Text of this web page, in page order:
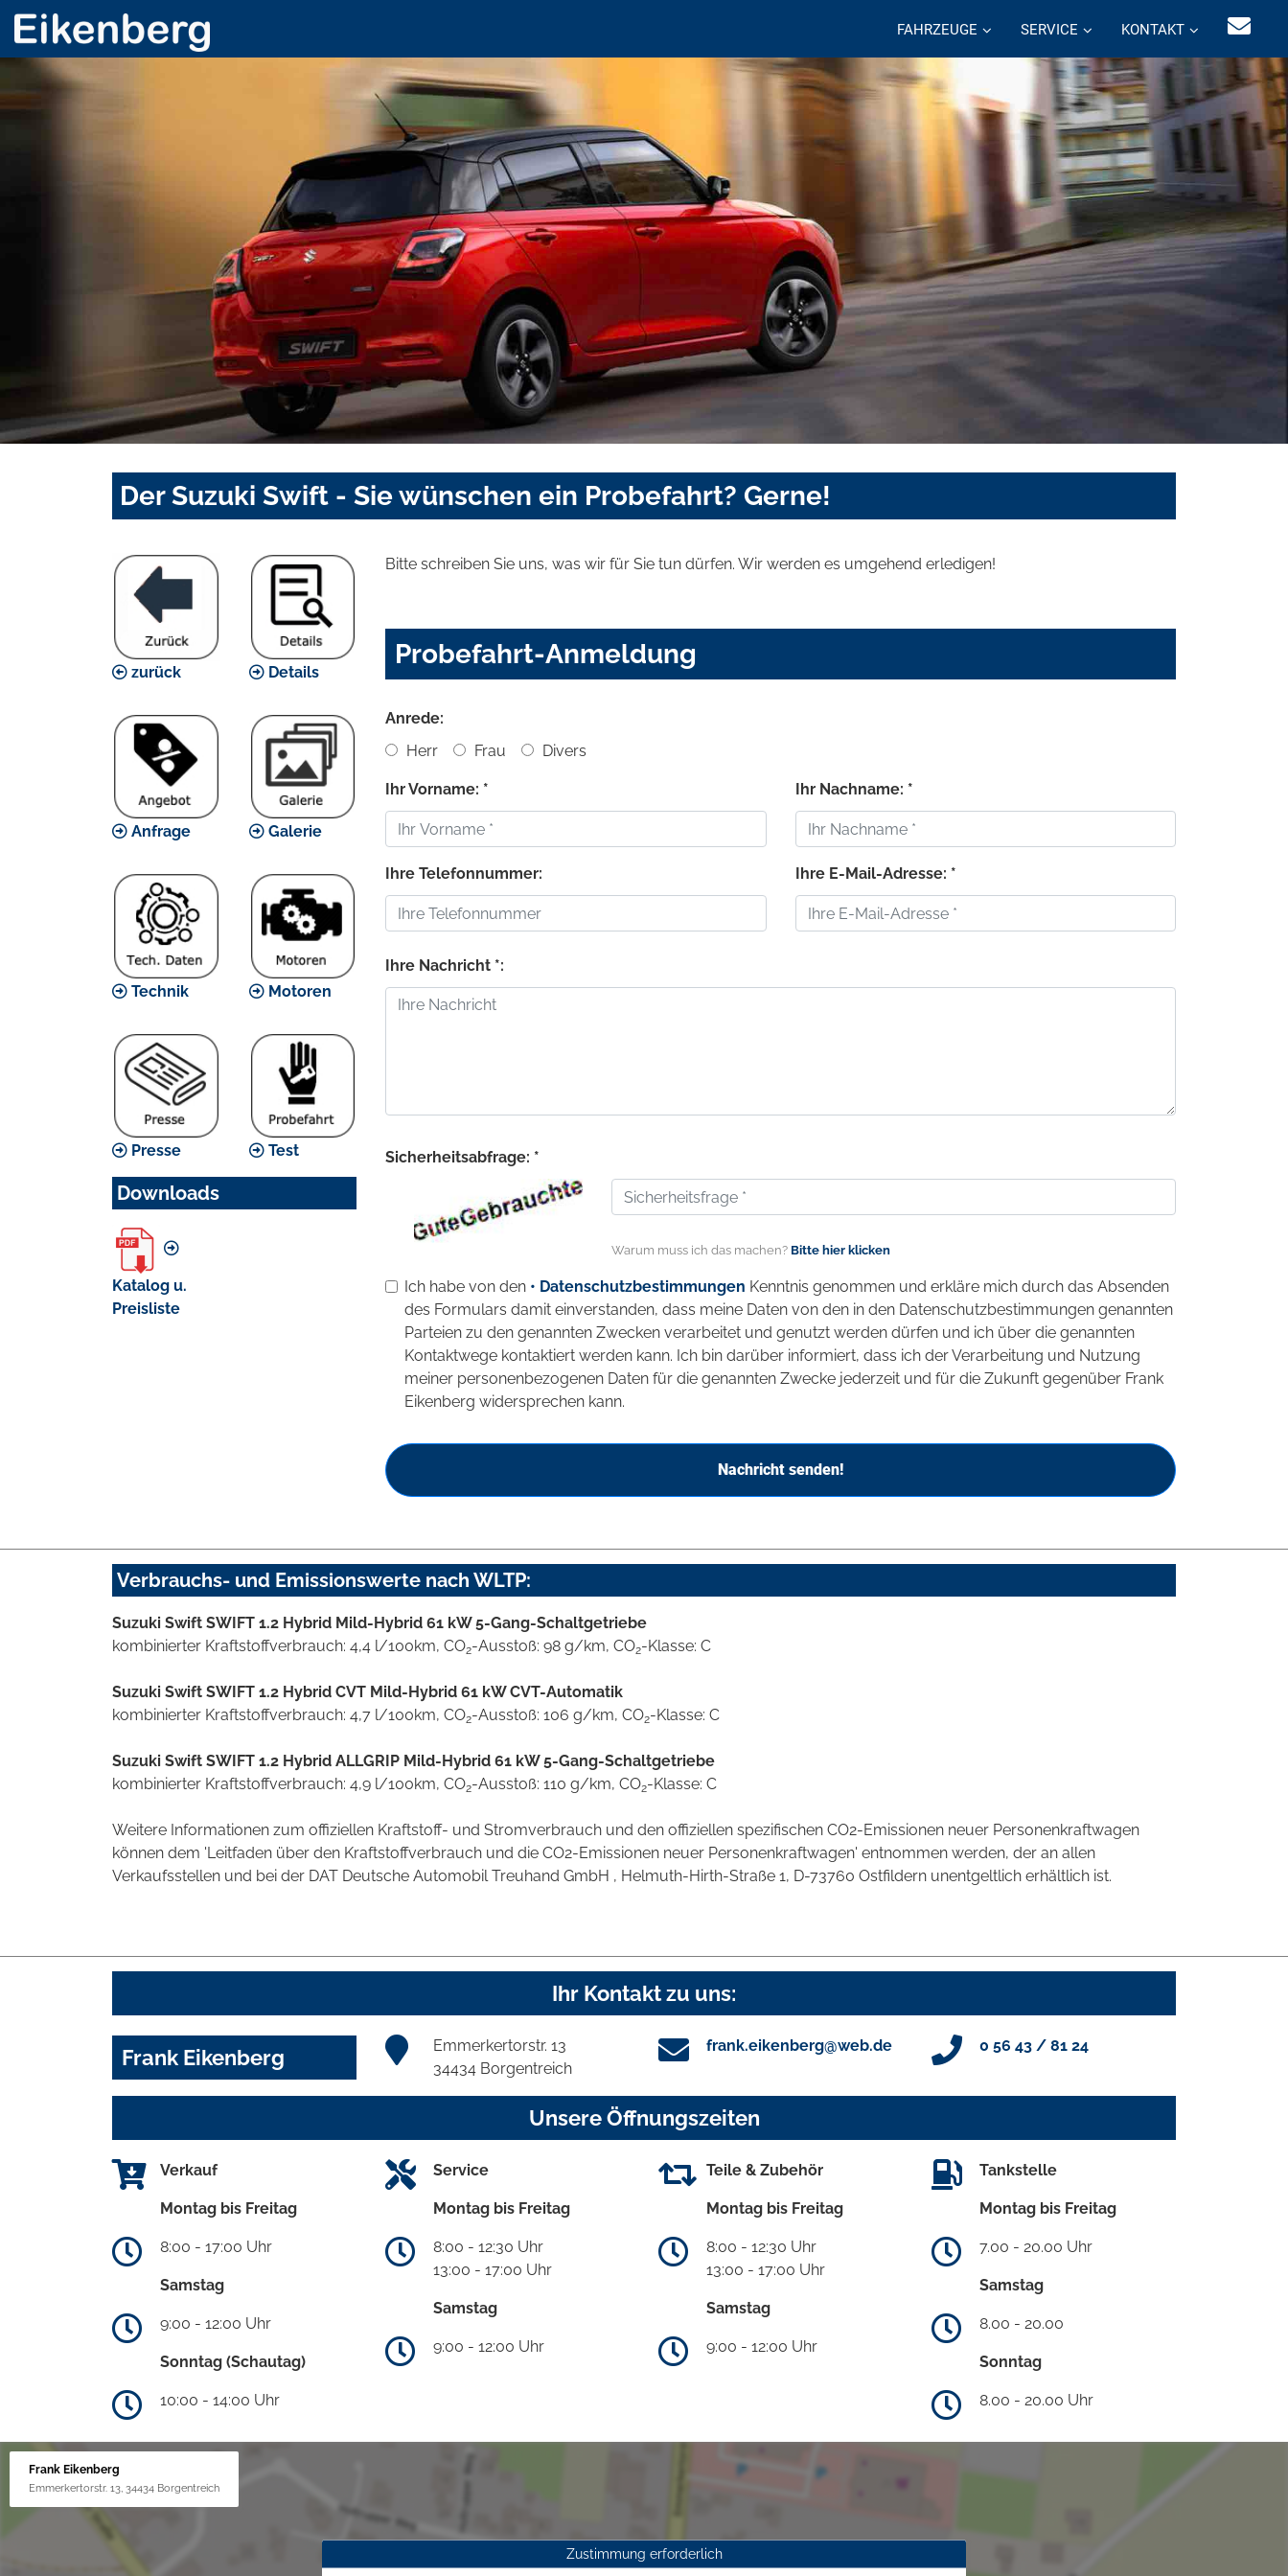
FAHRZEUGE SERVICE KONTAKT
Der Suzuki Swift - Sie wünschen ein Probefahrt? Gerne!
zurück Details
Anfrage Galerie
Technik Motoren
Presse Test
Downloads
Katalog u.
Preisliste
Bitte schreiben Sie uns, was wir für Sie tun dürfen. Wir werden es umgehend erledigen!
Probefahrt-Anmeldung
Anrede:
Herr
Frau Divers
Ihr Vorname: * Ihr Nachname: *
Ihre Telefonnummer: Ihre E-Mail-Adresse: *
Ihre Nachricht *:
Sicherheitsabfrage: *
Warum muss ich das machen? Bitte hier klicken
Ich habe von den • Datenschutzbestimmungen Kenntnis genommen und erkläre mich durch das Absenden
des Formulars damit einverstanden, dass meine Daten von den in den Datenschutzbestimmungen genannten
Parteien zu den genannten Zwecken verarbeitet und genutzt werden dürfen und ich über die genannten
Kontaktwege kontaktiert werden kann. Ich bin darüber informiert, dass ich der Verarbeitung und Nutzung
meiner personenbezogenen Daten für die genannten Zwecke jederzeit und für die Zukunft gegenüber Frank
Eikenberg widersprechen kann.
Nachricht senden!
Verbrauchs- und Emissionswerte nach WLTP:
Suzuki Swift SWIFT 1.2 Hybrid Mild-Hybrid 61 kW 5-Gang-Schaltgetriebe
kombinierter Kraftstoffverbrauch: 4,4 l/100km, CO2-Ausstoß: 98 g/km, CO2-Klasse: C
Suzuki Swift SWIFT 1.2 Hybrid CVT Mild-Hybrid 61 kW CVT-Automatik
kombinierter Kraftstoffverbrauch: 4,7 l/100km, CO2-Ausstoß: 106 g/km, CO2-Klasse: C
Suzuki Swift SWIFT 1.2 Hybrid ALLGRIP Mild-Hybrid 61 kW 5-Gang-Schaltgetriebe
kombinierter Kraftstoffverbrauch: 4,9 l/100km, CO2-Ausstoß: 110 g/km, CO2-Klasse: C
Weitere Informationen zum offiziellen Kraftstoff- und Stromverbrauch und den offiziellen spezifischen CO2-Emissionen neuer Personenkraftwagen
können dem 'Leitfaden über den Kraftstoffverbrauch und die CO2-Emissionen neuer Personenkraftwagen' entnommen werden, der an allen
Verkaufsstellen und bei der DAT Deutsche Automobil Treuhand GmbH , Helmuth-Hirth-Straße 1, D-73760 Ostfildern unentgeltlich erhältlich ist.
Ihr Kontakt zu uns:
Frank Eikenberg
Emmerkertorstr. 13
34434 Borgentreich
frank.eikenberg@web.de 0 56 43 / 81 24
Unsere Öffnungszeiten
Verkauf
Montag bis Freitag
8:00 - 17:00 Uhr
Samstag
9:00 - 12:00 Uhr
Sonntag (Schautag)
10:00 - 14:00 Uhr
Service
Montag bis Freitag
8:00 - 12:30 Uhr
13:00 - 17:00 Uhr
Samstag
9:00 - 12:00 Uhr
Teile & Zubehör
Montag bis Freitag
8:00 - 12:30 Uhr
13:00 - 17:00 Uhr
Samstag
9:00 - 12:00 Uhr
Tankstelle
Montag bis Freitag
7.00 - 20.00 Uhr
Samstag
8.00 - 20.00
Sonntag
8.00 - 20.00 Uhr
Frank Eikenberg
Emmerkertorstr. 13, 34434 Borgentreich
Zustimmung erforderlich